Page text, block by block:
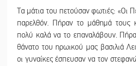
Τα μάτια του πετούσαν φωτιές: «Οι
παρελθόν. Πήραν το μάθημά τους
πολύ καλά να το επαναλάβουν.
θάνατο του ηρωικού μας βασιλιά
οι γυναίκες έσπευσαν να τον